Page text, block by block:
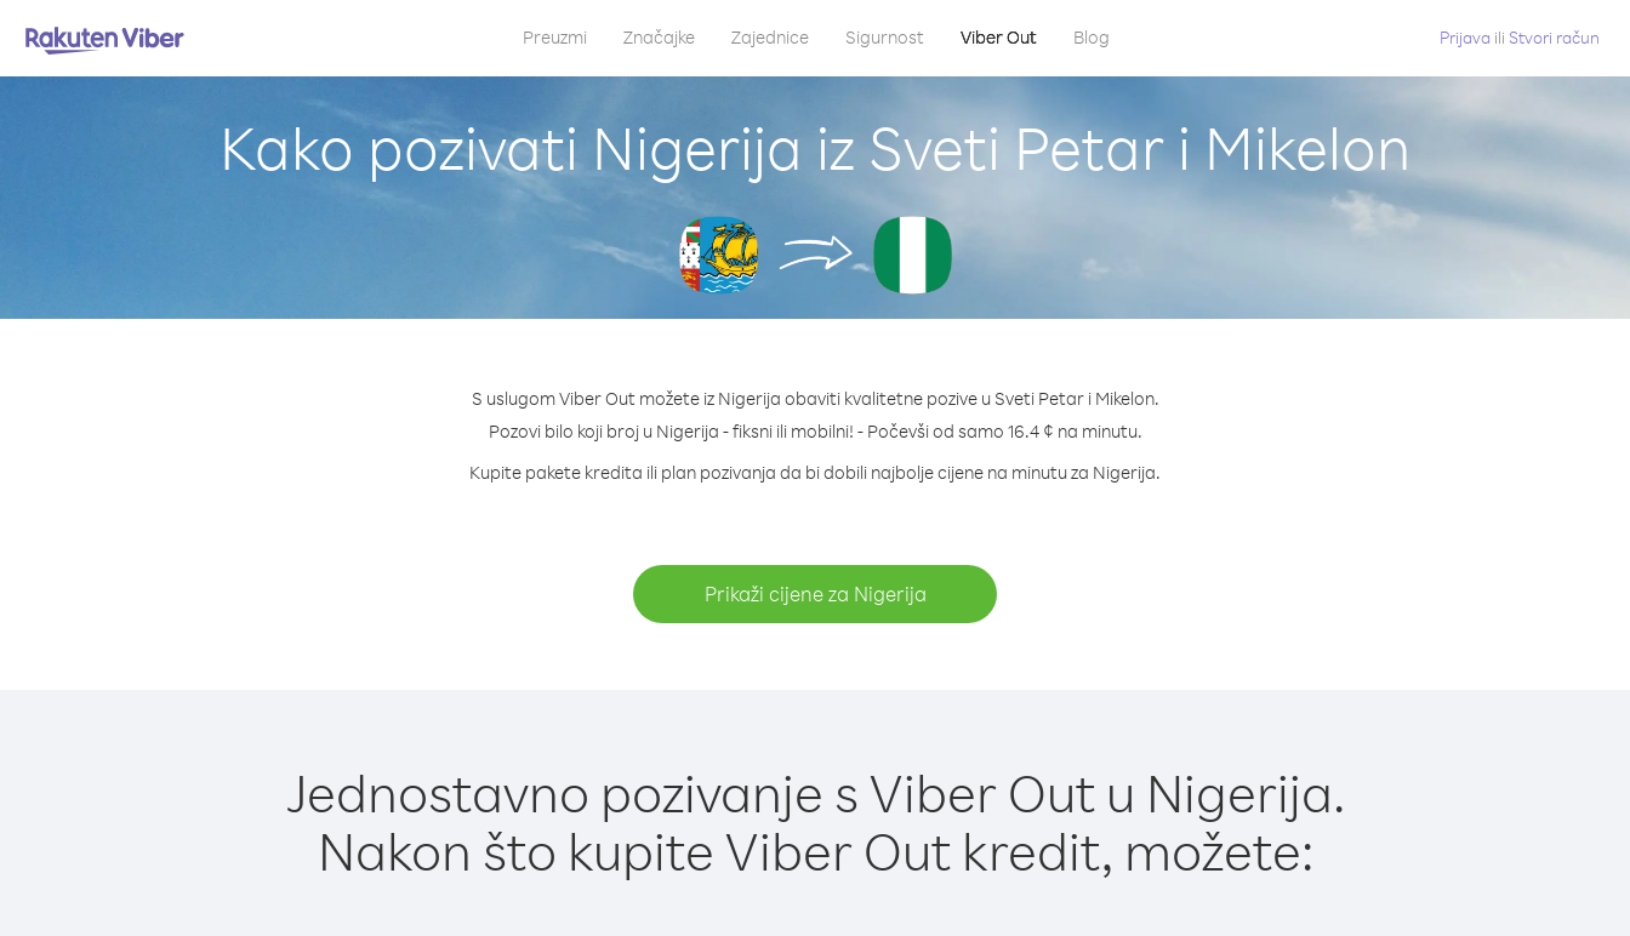
Preuzmi Značajke Zajednice Sigurnost Viber Out Blog Prijava ili Stvori račun
Kako pozivati Nigerija iz Sveti Petar i Mikelon
S uslugom Viber Out možete iz Nigerija obaviti kvalitetne pozive u Sveti Petar i Mikelon.
Pozovi bilo koji broj u Nigerija - fiksni ili mobilni! - Počevši od samo 16.4 ¢ na minutu.
Kupite pakete kredita ili plan pozivanja da bi dobili najbolje cijene na minutu za Nigerija.
Prikaži cijene za Nigerija
Jednostavno pozivanje s Viber Out u Nigerija.
Nakon što kupite Viber Out kredit, možete: